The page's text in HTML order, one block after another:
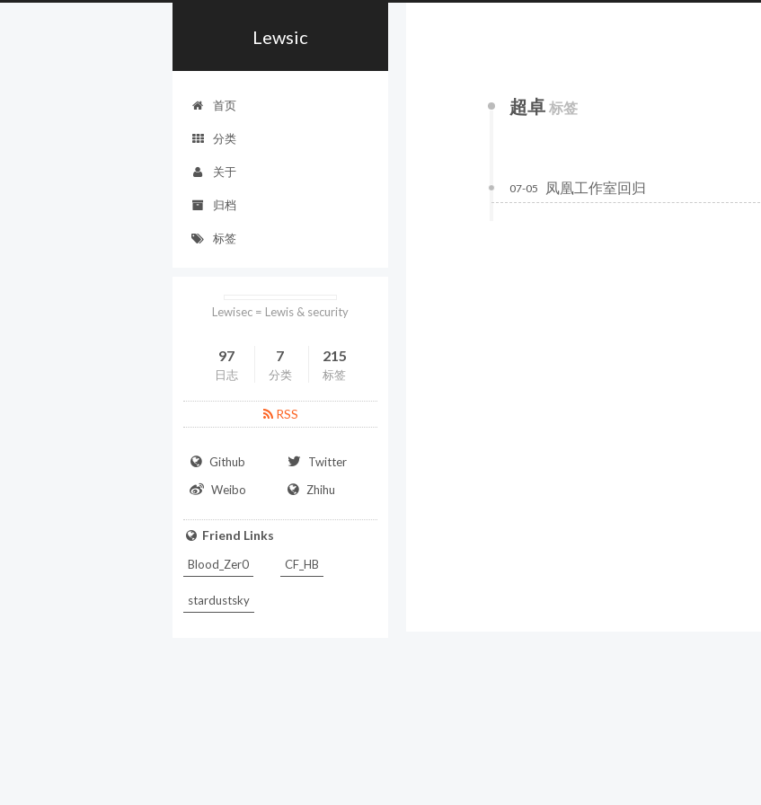
Lewsic
首页
分类
关于
归档
标签
超卓 标签
凤凰工作室回归
07-05
Lewisec = Lewis & security
97
日志
7
分类
215
标签
RSS
Github
Twitter
Weibo
Zhihu
Friend Links
Blood_Zer0 CF_HB
stardustsky